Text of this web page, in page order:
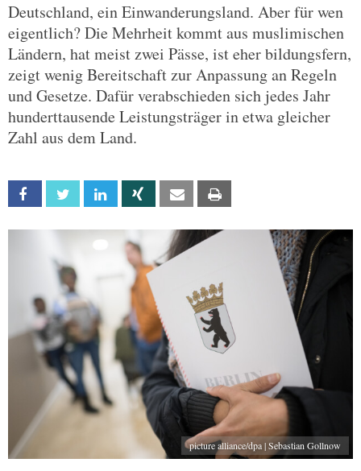
Deutschland, ein Einwanderungsland. Aber für wen
eigentlich? Die Mehrheit kommt aus muslimischen
Ländern, hat meist zwei Pässe, ist eher bildungsfern,
zeigt wenig Bereitschaft zur Anpassung an Regeln
und Gesetze. Dafür verabschieden sich jedes Jahr
hunderttausende Leistungsträger in etwa gleicher
Zahl aus dem Land.
Facebook Twitter Linkedin Xing Email
picture alliance/dpa | Sebastian Gollnow